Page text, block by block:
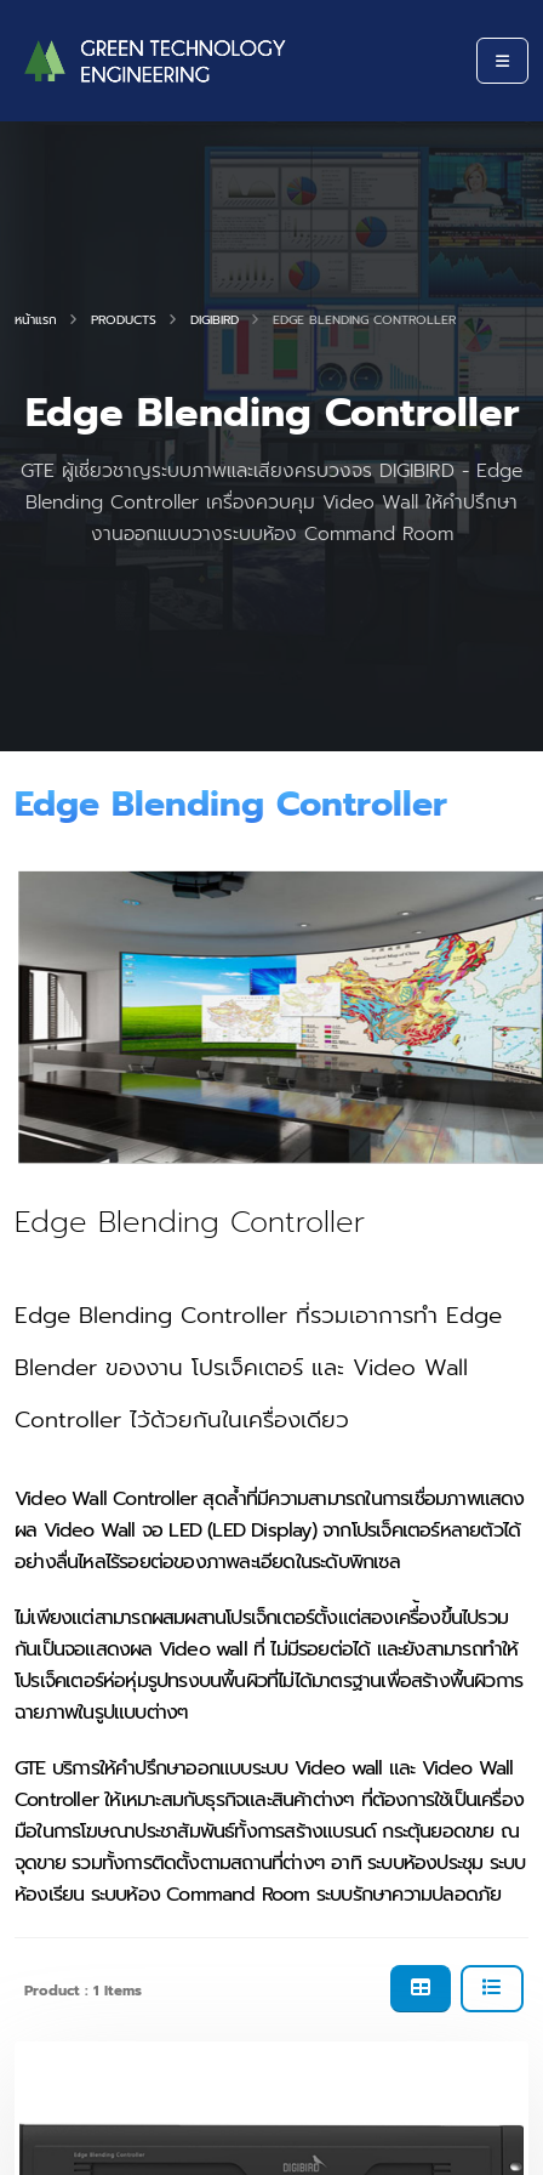
หน้าแรก PRODUCTS DIGIBIRD EDGE BLENDING CONTROLLER
Edge Blending Controller
GTE ผู้เชี่ยวชาญระบบภาพและเสียงครบวงจร DIGIBIRD - Edge
Blending Controller เครื่องควบคุม Video Wall ให้คำปรึกษา
งานออกแบบวางระบบห้อง Command Room
Edge Blending Controller
Edge Blending Controller
Edge Blending Controller ที่รวมเอาการทำ Edge
Blender ของงาน โปรเจ็คเตอร์ และ Video Wall
Controller ไว้ด้วยกันในเครื่องเดียว
Video Wall Controllerสุดล้ำที่มีความสามารถในการเชื่อมภาพแสดง
ผล Video Wall จอ LED(LED Display) จากโปรเจ็คเตอร์หลายตัวได้
อย่างลื่นไหลไร้รอยต่อของภาพละเอียดในระดับพิกเซล
ไม่เพียงแต่สามารถผสมผสานโปรเจ็กเตอร์ตั้งแต่สองเครื่้องขึ้นไปรวม
กันเป็นจอแสดงผล Video wallที่ ไม่มีรอยต่อได้ และยังสามารถทำให้
โปรเจ็คเตอร์ห่อหุ่มรูปทรงบนพื้นผิวที่ไม่ได้มาตรฐานเพื่อสร้างพื้นผิวการ
ฉายภาพในรูปแบบต่างๆ
GTEบริการให้คำปรึกษาออกแบบระบบ Video wall และ Video Wall
Controllerให้เหมาะสมกับธุรกิจและสินค้าต่างๆ ที่ต้องการใช้เป็นเครื่อง
มือในการโฆษณาประชาสัมพันธ์ทั้งการสร้างแบรนด์ กระตุ้นยอดขาย ณ
จุดขาย รวมทั้งการติดตั้งตามสถานที่ต่างๆ อาทิ ระบบห้องประชุม ระบบ
ห้องเรียน ระบบห้องCommand Room ระบบรักษาความปลอดภัย
Product : 1 Items